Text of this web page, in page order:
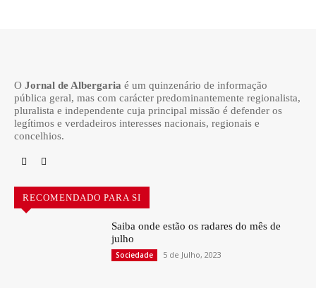
O Jornal de Albergaria é um quinzenário de informação
pública geral, mas com carácter predominantemente regionalista,
pluralista e independente cuja principal missão é defender os
legítimos e verdadeiros interesses nacionais, regionais e
concelhios.
RECOMENDADO PARA SI
Saiba onde estão os radares do mês de
julho
Sociedade 5 de Julho, 2023